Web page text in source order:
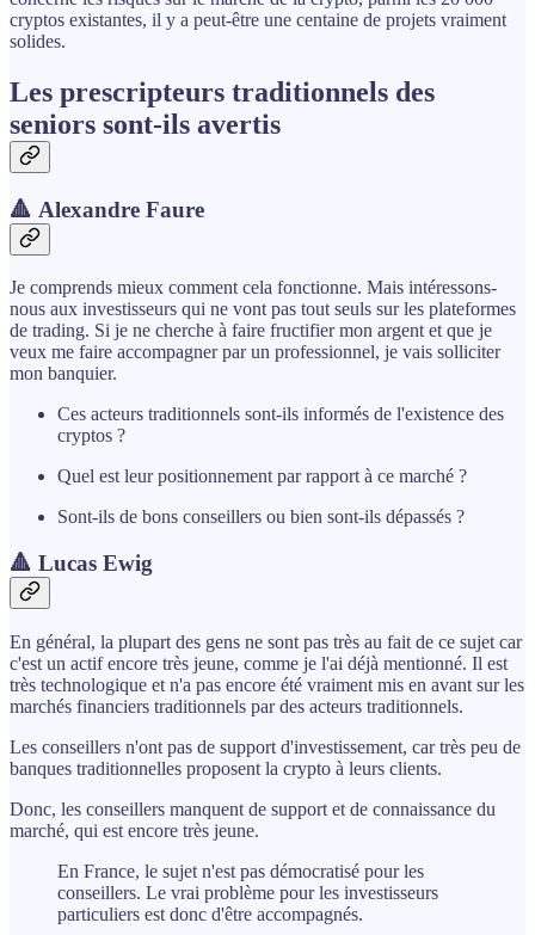
cryptos existantes, il y a peut-être une centaine de projets vraiment
solides.
Les prescripteurs traditionnels des
seniors sont-ils avertis
🔺 Alexandre Faure
Je comprends mieux comment cela fonctionne. Mais intéressons-
nous aux investisseurs qui ne vont pas tout seuls sur les plateformes
de trading. Si je ne cherche à faire fructifier mon argent et que je
veux me faire accompagner par un professionnel, je vais solliciter
mon banquier.
Ces acteurs traditionnels sont-ils informés de l'existence des
cryptos ?
Quel est leur positionnement par rapport à ce marché ?
Sont-ils de bons conseillers ou bien sont-ils dépassés ?
🔺 Lucas Ewig
En général, la plupart des gens ne sont pas très au fait de ce sujet car
c'est un actif encore très jeune, comme je l'ai déjà mentionné. Il est
très technologique et n'a pas encore été vraiment mis en avant sur les
marchés financiers traditionnels par des acteurs traditionnels.
Les conseillers n'ont pas de support d'investissement, car très peu de
banques traditionnelles proposent la crypto à leurs clients.
Donc, les conseillers manquent de support et de connaissance du
marché, qui est encore très jeune.
En France, le sujet n'est pas démocratisé pour les
conseillers. Le vrai problème pour les investisseurs
particuliers est donc d'être accompagnés.